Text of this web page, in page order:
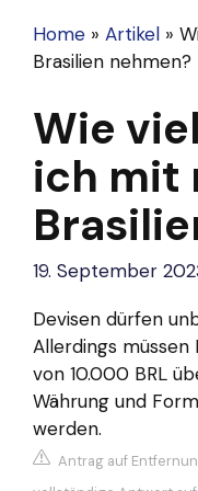
Home » Artikel »
Brasilien nehmen?
Wie
ich mit
19. September
Devisen dürfen
Allerdings
von 10.000 BRL
Währung und
werden.
Antrag auf